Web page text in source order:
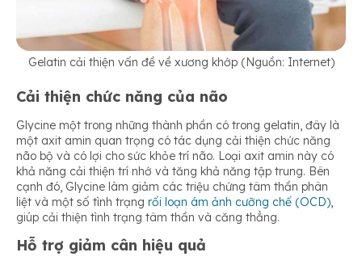
Gelatin cải thiện vấn đề về xương khớp (Nguồn: Internet)
Cải thiện chức năng của não
Glycine một trong những thành phần có trong gelatin, đây là
một axit amin quan trọng có tác dụng cải thiện chức năng
não bộ và có lợi cho sức khỏe trí não. Loại axit amin này có
khả năng cải thiện trí nhớ và tăng khả năng tập trung. Bên
cạnh đó, Glycine làm giảm các triệu chứng tâm thần phân
liệt và một số tình trạng rối loạn ám ảnh cưỡng chế (OCD),
giúp cải thiện tình trạng tâm thần và căng thẳng.
Hỗ trợ giảm cân hiệu quả